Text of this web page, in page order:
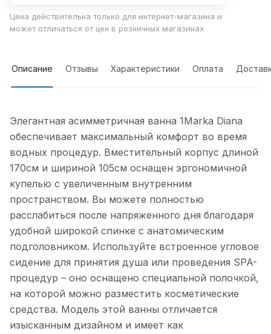
Цена действительна только для интернет-магазина и
может отличаться от цен в розничных магазинах
Описание Отзывы Характеристики Оплата
Элегантная асимметричная ванна 1Marka Diana
обеспечивает максимальный комфорт во время
водных процедур. Вместительный корпус длиной
170см и шириной 105см оснащен эргономичной
купелью с увеличенным внутренним
пространством. Вы можете полностью
расслабиться после напряженного дня благодаря
удобной широкой спинке с анатомическим
подголовником. Используйте встроенное угловое
сидение для принятия душа или проведения SPA-
процедур – оно оснащено специальной полочкой,
на которой можно разместить косметические
средства. Модель этой ванны отличается
изысканным дизайном и имеет как